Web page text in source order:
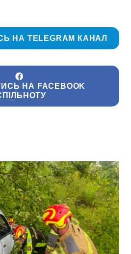
НА TELEGRAM КАНАЛ
НА FACEBOOK